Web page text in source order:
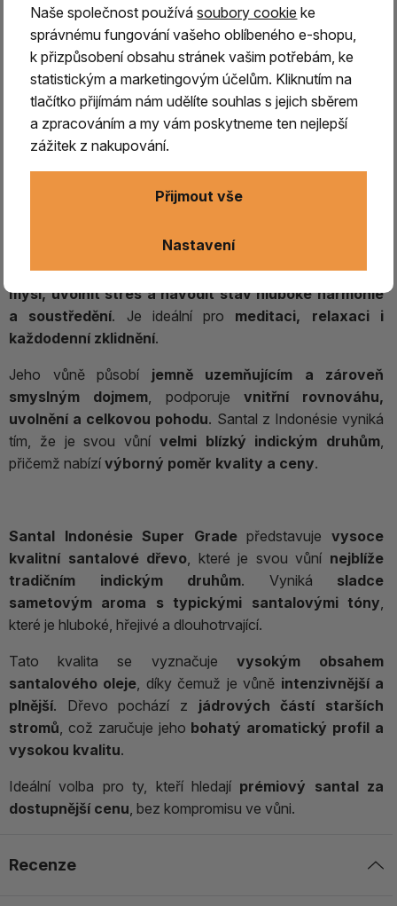
SANTALOVÉ DŘEVO / Indonésie /
super grade
Santal Indonésie – kvalitní santalové dřevo
Santalové dřevo z Indonésie jekvalitní varianta
tradičního santalu , který má domovinu v Indii, dnes se
však pěstuje i v dalších oblastech s vhodnými podmínkami,
jako jeIndonésie, Afrika nebo Austrálie. Santalovník je
poloparazitická rostlina, která pro svůj růst potřebuje
Santal je po staletí považován za
klidu a duchovní očisty. Při vykuřování pomáházklidnit
mysl, uvolnit stres a navodit stav hluboké harmonie
a soustředění. Je ideální pro meditaci, relaxaci i
každodenní zklidnění.
Jeho vůně působí jemně uzemňujícím a zároveň
smyslným dojmem, podporuje vnitřní rovnováhu,
uvolnění a celkovou pohodu. Santal z Indonésie vyniká
tím, že je svou vůní velmi blízký indickým druhům,
přičemž nabízí výborný poměr kvality a ceny.
Santal Indonésie Super Gradepředstavujevysoce
kvalitní santalové dřevo, které je svou vůní nejblíže
tradičním indickým druhům. Vyniká sladce
sametovým aroma s typickými santalovými tóny,
které je hluboké, hřejivé a dlouhotrvající.
Tato kvalita se vyznačuje vysokým obsahem
santalového oleje, díky čemuž je vůně intenzivnější a
plnější. Dřevo pochází z jádrových částí starších
stromů, což zaručuje jeho bohatý aromatický profil a
vysokou kvalitu.
Ideální volba pro ty, kteří hledají prémiový santal za
dostupnější cenu, bez kompromisu ve vůni.
Recenze
Naše společnost používásoubory cookie ke
správnému fungování vašeho oblíbeného e-shopu,
k přizpůsobení obsahu stránek vašim potřebám, ke
statistickým a marketingovým účelům. Kliknutím na
tlačítko přijímám nám udělíte souhlas s jejich sběrem
a zpracováním a my vám poskytneme ten nejlepší
zážitek z nakupování.
Nastavení
Přijmout vše